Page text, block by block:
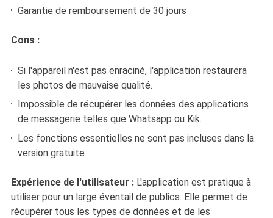
Garantie de remboursement de 30 jours
Cons :
Si l'appareil n'est pas enraciné, l'application restaurera
les photos de mauvaise qualité.
Impossible de récupérer les données des applications
de messagerie telles que Whatsapp ou Kik.
Les fonctions essentielles ne sont pas incluses dans la
version gratuite
Expérience de l'utilisateur : L'application est pratique à
utiliser pour un large éventail de publics. Elle permet de
récupérer tous les types de données et de les